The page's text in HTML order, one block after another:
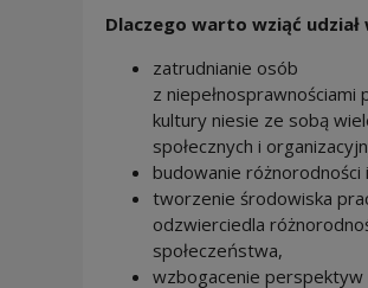
Dlaczego warto wziąć udział
zatrudnianie osób
z
kultury niesie ze sobą
społecznych i
budowanie różnorodności
tworzenie środowiska
odzwierciedla
społeczeństwa,
wzbogacenie perspektyw